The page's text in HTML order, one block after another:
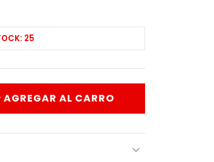
25
AGREGAR AL CARRO